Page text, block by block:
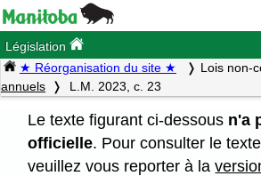
Législation
★ Réorganisation du site ★ Lois non-
annuels
L.M. 2023, c. 23
Le texte figurant ci-dessous n'a
officielle. Pour consulter le
veuillez vous reporter à la